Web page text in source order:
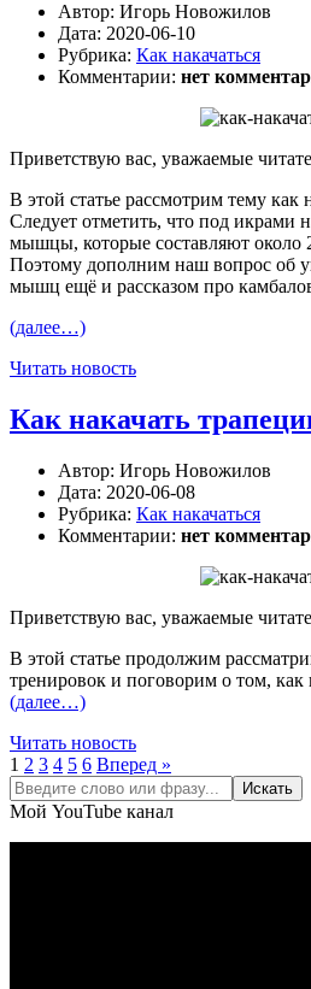
Автор: Игорь Новожилов
Дата: 2020-06-10
Рубрика: Как накачаться
Комментарии: нет
Приветствую вас, уважаемые
В этой статье рассмотрим тему как
Следует отметить, что под икрами
мышцы, которые составляют около
Поэтому дополним наш вопрос об
мышц ещё и рассказом про
(далее…)
Читать новость
Как накачать
Автор: Игорь Новожилов
Дата: 2020-06-08
Рубрика: Как накачаться
Комментарии: нет
Приветствую вас, уважаемые
В этой статье продолжим
тренировок и поговорим о том, как
(далее…)
Читать новость
1 2 3 4 5 6 Вперед »
Мой YouTube канал